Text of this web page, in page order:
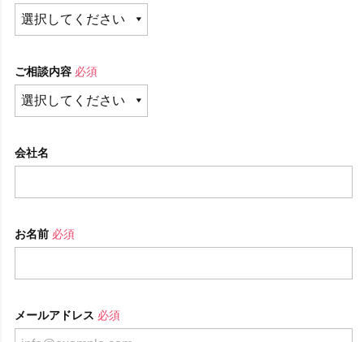
ご相談内容 必須
会社名
お名前 必須
メールアドレス 必須